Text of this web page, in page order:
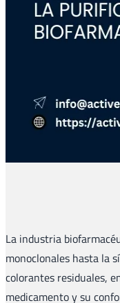
La industria
monoclonales hasta la
colorantes residuales,
medicamento y su